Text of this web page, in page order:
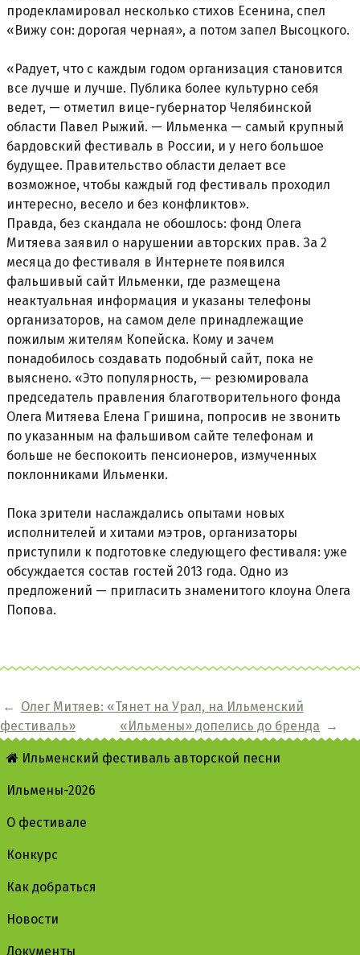
продекламировал несколько стихов Есенина, спел
«Вижу сон: дорогая черная», а потом запел Высоцкого.
«Радует, что с каждым годом организация становится
все лучше и лучше. Публика более культурно себя
ведет, — отметил вице-губернатор Челябинской
области Павел Рыжий. — Ильменка — самый крупный
бардовский фестиваль в России, и у него большое
будущее. Правительство области делает все
возможное, чтобы каждый год фестиваль проходил
интересно, весело и без конфликтов».
Правда, без скандала не обошлось: фонд Олега
Митяева заявил о нарушении авторских прав. За 2
месяца до фестиваля в Интернете появился
фальшивый сайт Ильменки, где размещена
неактуальная информация и указаны телефоны
организаторов, на самом деле принадлежащие
пожилым жителям Копейска. Кому и зачем
понадобилось создавать подобный сайт, пока не
выяснено. «Это популярность, — резюмировала
председатель правления благотворительного фонда
Олега Митяева Елена Гришина, попросив не звонить
по указанным на фальшивом сайте телефонам и
больше не беспокоить пенсионеров, измученных
поклонниками Ильменки.
Пока зрители наслаждались опытами новых
исполнителей и хитами мэтров, организаторы
приступили к подготовке следующего фестиваля: уже
обсуждается состав гостей 2013 года. Одно из
предложений — пригласить знаменитого клоуна Олега
Попова.
← Олег Митяев: «Тянет на Урал, на Ильменский
фестиваль»
«Ильмены» допелись до бренда →
Ильменский фестиваль авторской песни
Ильмены-2026
О фестивале
Конкурс
Как добраться
Новости
Документы